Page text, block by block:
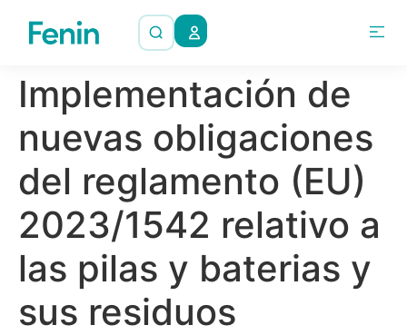
Implementación de
nuevas obligaciones
del reglamento (EU)
2023/1542 relativo a
las pilas y baterias y
sus residuos